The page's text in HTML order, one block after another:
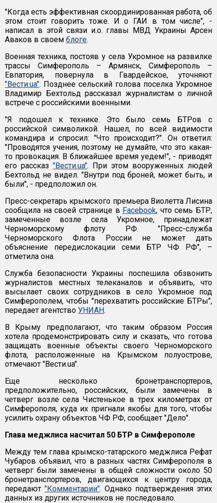
"Когда есть эффективная скоординированная работа, об
этом стоит говорить тоже. И о ГАИ в том числе", -
написал в этой связи и.о. главы МВД Украины Арсен
Аваков в своем блоге.
Военная техника, постояв у села Укромное на развилке
трассы Симферополь – Армянск, Симферополь –
Евпатория, повернула в Гвардейское, уточняют
"Вести.ua". Позднее сельский голова поселка Укромное
Владимир Бехтольд рассказал журналистам о личной
встрече с российскими военными.
"Я подошел к технике. Это было семь БТРов с
российской символикой. Нашел, по всей видимости
командира и спросил: "Что происходит?". Он ответил:
"Проводятся учения, поэтому не думайте, что это какая-
то провокация. В ближайшее время уедем!", - приводят
его рассказ "Вести.ua". При этом вооруженных людей
Бехтольд не видел. "Внутри под броней, может быть, и
были", - предположил он.
Пресс-секретарь крымского премьера Виолетта Лисина
сообщила на своей странице в Facebook, что семь БТР,
замеченные возле села Укромное, принадлежат
Черноморскому флоту РФ. "Пресс-служба
Черноморского Флота России не может дать
объяснение передислокации семи БТР ЧФ РФ", –
отметила она.
Служба безопасности Украины поспешила обзвонить
журналистов местных телеканалов и объявить, что
высылает своих сотрудников в село Укромное под
Симферополем, чтобы "перехватить российские БТРы",
передает агентство УНИАН.
В Крыму предполагают, что таким образом Россия
хотела продемонстрировать силу и сказать, что готова
защищать военные объекты своего Черноморского
флота, расположенные на Крымском полуострове,
отмечают "Вести.ua".
Еще несколько бронетранспортеров,
предположительно, российских, были замечены в
четверг возле села Чистенькое в трех километрах от
Симферополя, куда их пригнали якобы для того, чтобы
усилить охрану объектов ЧФ РФ, сообщает "Дело".
Глава меджлиса насчитал 50 БТР в Симферополе
Между тем глава крымско-татарского меджлиса Рефат
Чубаров объявил, что в разных частях Симферополя в
четверг были замечены в общей сложности около 50
бронетранспортеров, двигающихся к центру города,
передают "Комментарии". Однако подтверждения этих
данных из других источников не последовало.